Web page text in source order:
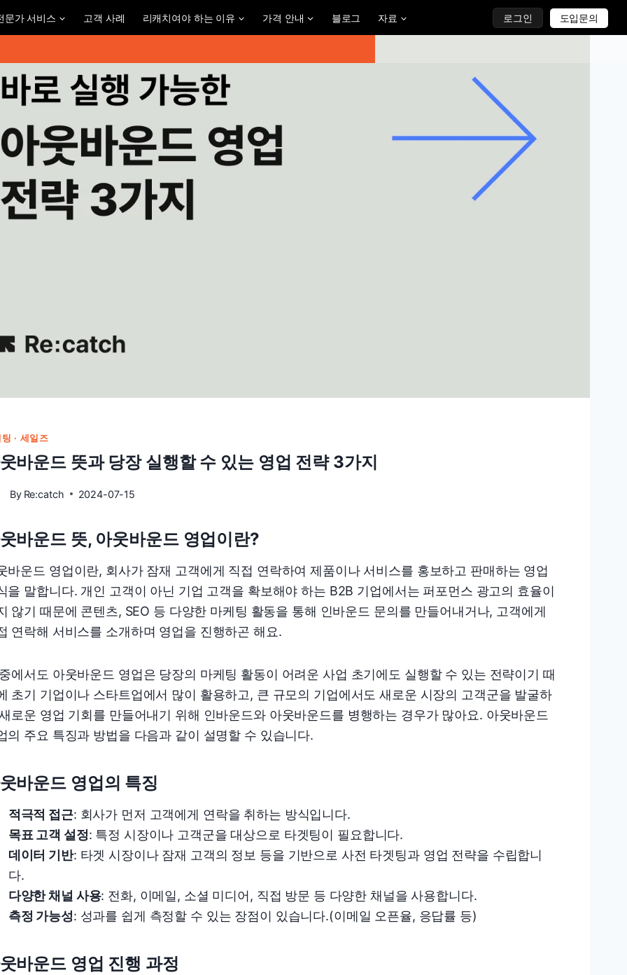
문가 서비스 고객 사례 리캐치여야 하는 이유 가격 안내 블로그 자료 로그인 도입문의
· 세일즈
바운드 뜻과 당장 실행할 수 있는 영업 전략 3가지
By Re:catch 2024-07-15
바운드 뜻, 아웃바운드 영업이란?
바운드 영업이란, 회사가 잠재 고객에게 직접 연락하여 제품이나 서비스를 홍보하고 판매하는 영업
을 말합니다. 개인 고객이 아닌 기업 고객을 확보해야 하는 B2B 기업에서는 퍼포먼스 광고의 효율이
않기 때문에 콘텐츠, SEO 등 다양한 마케팅 활동을 통해 인바운드 문의를 만들어내거나, 고객에게
연락해 서비스를 소개하며 영업을 진행하곤 해요.
에서도 아웃바운드 영업은 당장의 마케팅 활동이 어려운 사업 초기에도 실행할 수 있는 전략이기 때
초기 기업이나 스타트업에서 많이 활용하고, 큰 규모의 기업에서도 새로운 시장의 고객군을 발굴하
로운 영업 기회를 만들어내기 위해 인바운드와 아웃바운드를 병행하는 경우가 많아요. 아웃바운드
의 주요 특징과 방법을 다음과 같이 설명할 수 있습니다.
바운드 영업의 특징
적극적 접근: 회사가 먼저 고객에게 연락을 취하는 방식입니다.
목표 고객 설정: 특정 시장이나 고객군을 대상으로 타겟팅이 필요합니다.
데이터 기반: 타겟 시장이나 잠재 고객의 정보 등을 기반으로 사전 타겟팅과 영업 전략을 수립합니
다.
다양한 채널 사용: 전화, 이메일, 소셜 미디어, 직접 방문 등 다양한 채널을 사용합니다.
측정 가능성: 성과를 쉽게 측정할 수 있는 장점이 있습니다.(이메일 오픈율, 응답률 등)
바운드 영업 진행 과정